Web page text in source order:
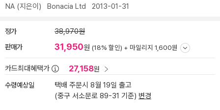
NA (지은이) Bonacia Ltd 2013-01-31
정가 38,970원
판매가 31,950원 (18% 할인) + 마일리지 1,600원
카드최대혜택가 27,158원
수령예상일
택배 주문시 8월 19일 출고
(중구 서소문로 89-31 기준) 변경